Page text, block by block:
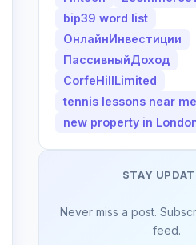
bip39 word list
ОнлайнИнвестиции
ПассивныйДоход
CorfeHillLimited
tennis lessons near me
new property in
STAY
Never miss a post.
feed.